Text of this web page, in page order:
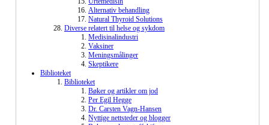
Alternativ behandling
Natural Thyroid Solutions
Diverse relatert til helse og sykdom
Medisinalindustri
Vaksiner
Meningsmålinger
Skeptikere
Biblioteket
Biblioteket
Bøker og artikler om jod
Per Egil Hegge
Dr. Carsten Vagn-Hansen
Nyttige nettsteder og blogger